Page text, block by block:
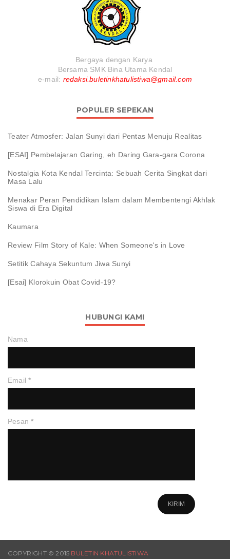
Bergaya dengan Karya
Bersama SMK Bina Utama Kendal
e-mail: redaksi.buletinkhatulistiwa@gmail.com
POPULER SEPEKAN
Teater Atmosfer: Jalan Sunyi dari Pentas Menuju Realitas
[ESAI] Pembelajaran Garing, eh Daring Gara-gara Corona
Nostalgia Kota Kendal Tercinta: Sebuah Cerita Singkat dari
Masa Lalu
Menakar Peran Pendidikan Islam dalam Membentengi Akhlak
Siswa di Era Digital
Kaumara
Review Film Story of Kale: When Someone's in Love
Setitik Cahaya Sekuntum Jiwa Sunyi
[Esai] Klorokuin Obat Covid-19?
HUBUNGI KAMI
Nama
Email*
Pesan*
COPYRIGHT © 2015 BULETIN KHATULISTIWA